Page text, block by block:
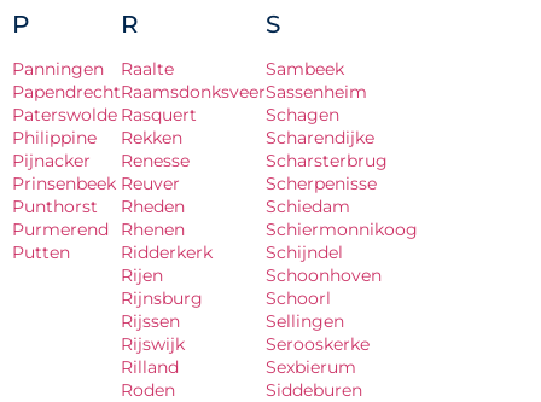
P
Panningen
Papendrecht
Paterswolde
Philippine
Pijnacker
Prinsenbeek
Punthorst
Purmerend
Putten
R
Raalte
Raamsdonksveer
Rasquert
Rekken
Renesse
Reuver
Rheden
Rhenen
Ridderkerk
Rijen
Rijnsburg
Rijssen
Rijswijk
Rilland
Roden
S
Sambeek
Sassenheim
Schagen
Scharendijke
Scharsterbrug
Scherpenisse
Schiedam
Schiermonnikoog
Schijndel
Schoonhoven
Schoorl
Sellingen
Serooskerke
Sexbierum
Siddeburen